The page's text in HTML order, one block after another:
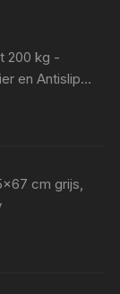
200 kg -
en Antislip
cm grijs,